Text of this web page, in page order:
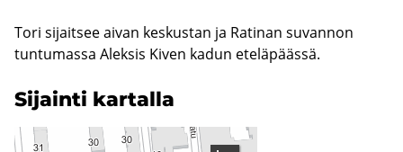
Tori sijaitsee aivan keskustan ja Ratinan suvannon
tuntumassa Aleksis Kiven kadun eteläpäässä.
Si­jain­ti kar­tal­la